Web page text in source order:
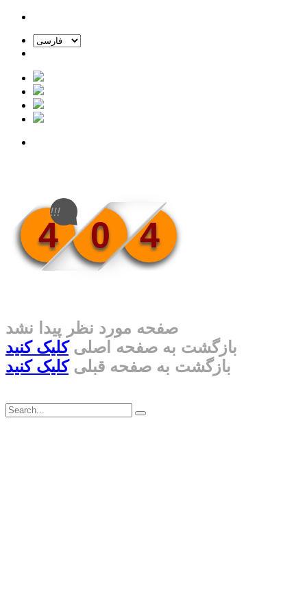
4 0 4
!!!
صفحه مورد نظر پیدا نشد
بازگشت به صفحه اصلیکلیک کنید
بازگشت به صفحه قبلیکلیک کنید